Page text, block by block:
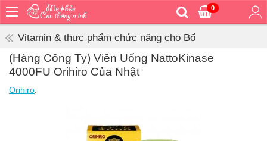
0
Bé
ăn
vệ
Vitamin & thực phẩm chức năng cho Bố
(Hàng Công Ty) Viên Uống NattoKinase
4000FU Orihiro Của Nhật
Orihiro